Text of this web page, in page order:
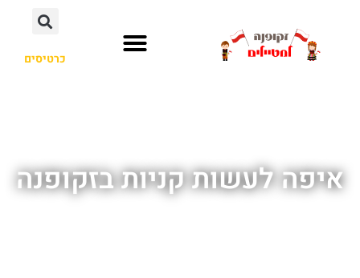
כרטיסים
איפה לעשות קניות בזקופנה